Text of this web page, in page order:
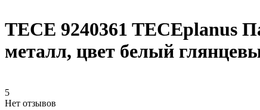
TECE 9240361 TECEplanus
металл, цвет белый
5
Нет отзывов